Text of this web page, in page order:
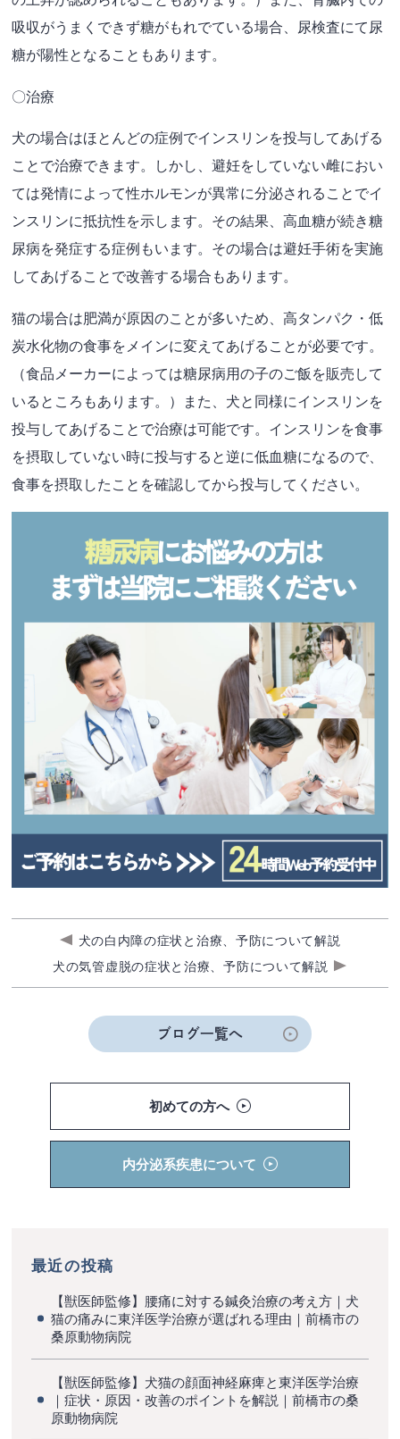
吸収がうまくできず糖がもれでている場合、尿検査にて尿
糖が陽性となることもあります。
〇治療
犬の場合はほとんどの症例でインスリンを投与してあげる
ことで治療できます。しかし、避妊をしていない雌におい
ては発情によって性ホルモンが異常に分泌されることでイ
ンスリンに抵抗性を示します。その結果、高血糖が続き糖
尿病を発症する症例もいます。その場合は避妊手術を実施
してあげることで改善する場合もあります。
猫の場合は肥満が原因のことが多いため、高タンパク・低
炭水化物の食事をメインに変えてあげることが必要です。
（食品メーカーによっては糖尿病用の子のご飯を販売して
いるところもあります。）また、犬と同様にインスリンを
投与してあげることで治療は可能です。インスリンを食事
を摂取していない時に投与すると逆に低血糖になるので、
食事を摂取したことを確認してから投与してください。
犬の白内障の症状と治療、予防について解説
犬の気管虚脱の症状と治療、予防について解説
ブログ一覧へ
初めての方へ
内分泌系疾患について
最近の投稿
【獣医師監修】腰痛に対する鍼灸治療の考え方｜犬
猫の痛みに東洋医学治療が選ばれる理由｜前橋市の
桑原動物病院
【獣医師監修】犬猫の顔面神経麻痺と東洋医学治療
｜症状・原因・改善のポイントを解説｜前橋市の桑
原動物病院